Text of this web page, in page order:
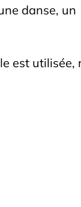
danse, un
est utilisée,